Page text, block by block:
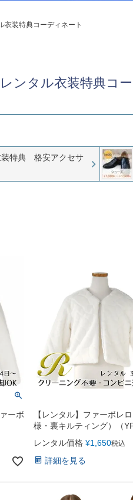
対応
予約
特典
衣装特典コーディネート
レンタル衣装特典コ
装特典 格安アクセサ
ーボ
【レンタル】ファーボレ
様・裏キルティング）（
レンタル価格 ¥1,650税込
詳細を見る